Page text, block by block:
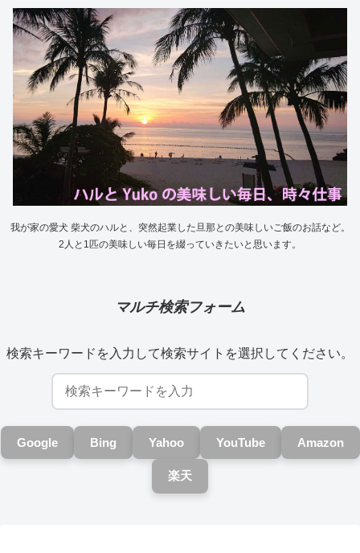
我が家の愛犬 柴犬のハルと、突然起業した旦那との美味しいご飯のお話など。
2人と1匹の美味しい毎日を綴っていきたいと思います。
マルチ検索フォーム
検索キーワードを入力して検索サイトを選択してください。
Google Bing Yahoo YouTube Amazon
楽天